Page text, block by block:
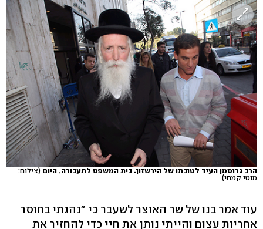
הרב גרוסמן העיד לטובתו של הירשזון. בית המשפט לתעבורה, היום (צילום:
מוטי קמחי)
עוד אמר בנו של שר האוצר לשעבר כי "נהגתי בחוסר
אחריות עצום והייתי נותן את חיי כדי להחזיר את